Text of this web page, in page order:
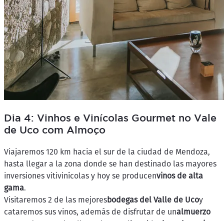
Dia 4: Vinhos e Vinícolas Gourmet no Vale
de Uco com Almoço
Viajaremos 120 km hacia el sur de la ciudad de Mendoza,
hasta llegar a la zona donde se han destinado las mayores
inversiones vitivinícolas y hoy se producenvinos de alta
gama.
Visitaremos 2 de las mejoresbodegas del Valle de Ucoy
cataremos sus vinos, además de disfrutar de unalmuerzo